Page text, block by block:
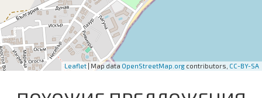
Leaflet | Map data OpenStreetMap.org contributors, CC-BY-SA